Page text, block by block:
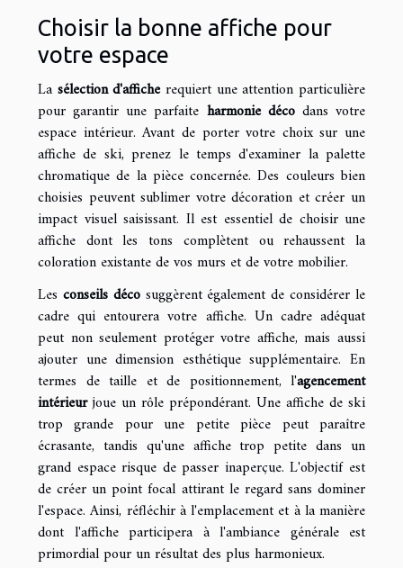
Choisir la bonne affiche pour
votre espace
La sélection d'afficherequiert une attention particulière
pour garantir une parfaite harmonie décodans votre
espace intérieur. Avant de porter votre choix sur une
affiche de ski, prenez le temps d'examiner la palette
chromatique de la pièce concernée. Des couleurs bien
choisies peuvent sublimer votre décoration et créer un
impact visuel saisissant. Il est essentiel de choisir une
affiche dont les tons complètent ou rehaussent la
coloration existante de vos murs et de votre mobilier.
Les conseils décosuggèrent également de considérer le
cadre qui entourera votre affiche. Un cadre adéquat
peut non seulement protéger votre affiche, mais aussi
ajouter une dimension esthétique supplémentaire. En
termes de taille et de positionnement, l'agencement
intérieurjoue un rôle prépondérant. Une affiche de ski
trop grande pour une petite pièce peut paraître
écrasante, tandis qu'une affiche trop petite dans un
grand espace risque de passer inaperçue. L'objectif est
de créer un point focal attirant le regard sans dominer
l'espace. Ainsi, réfléchir à l'emplacement et à la manière
dont l'affiche participera à l'ambiance générale est
primordial pour un résultat des plus harmonieux.